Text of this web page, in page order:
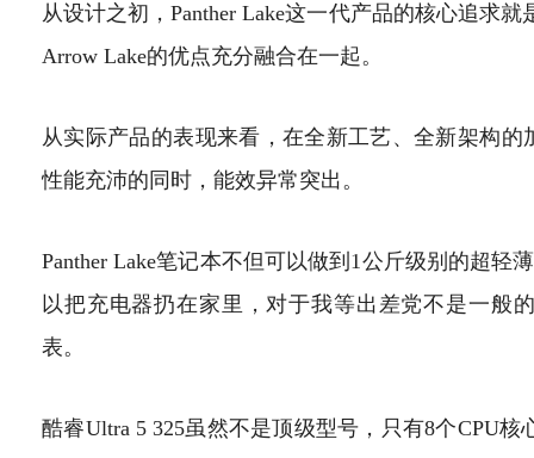
从设计之初，Panther Lake这一代产品的核心追求
Arrow Lake的优点充分融合在一起。
从实际产品的表现来看，在全新工艺、全新架构的
性能充沛的同时，能效异常突出。
Panther Lake笔记本不但可以做到1公斤级别的超
以把充电器扔在家里，对于我等出差党不是一般
表。
酷睿Ultra 5 325虽然不是顶级型号，只有8个CPU